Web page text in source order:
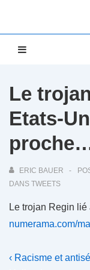
Le
Etats-
ERIC BAUER
DANS TWEETS
Le trojan Regin
numerama.com/
Navigation
Previous
‹ Racisme et